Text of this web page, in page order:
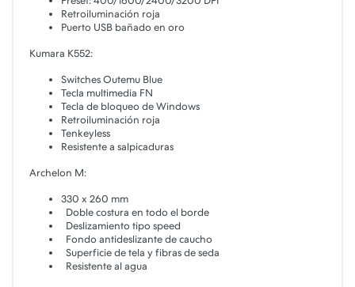
Retroiluminación roja
Puerto USB bañado en oro
Kumara K552:
Switches Outemu Blue
Tecla multimedia FN
Tecla de bloqueo de Windows
Retroiluminación roja
Tenkeyless
Resistente a salpicaduras
Archelon M:
330 x 260 mm
Doble costura en todo el borde
Deslizamiento tipo speed
Fondo antideslizante de caucho
Superficie de tela y fibras de seda
Resistente al agua